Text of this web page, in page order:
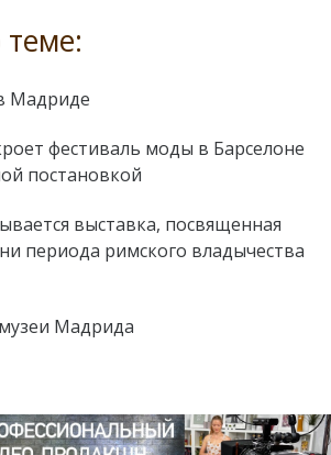
Мадриде
фестиваль моды в Барселоне
постановкой
выставка, посвященная
периода римского владычества
Мадрида